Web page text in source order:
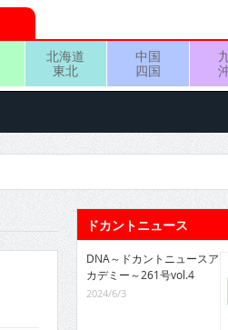
北海道
東北
中国
四国
ドカントニュース
DNA～ドカントニュースア
カデミー～261号vol.4
2024/6/3